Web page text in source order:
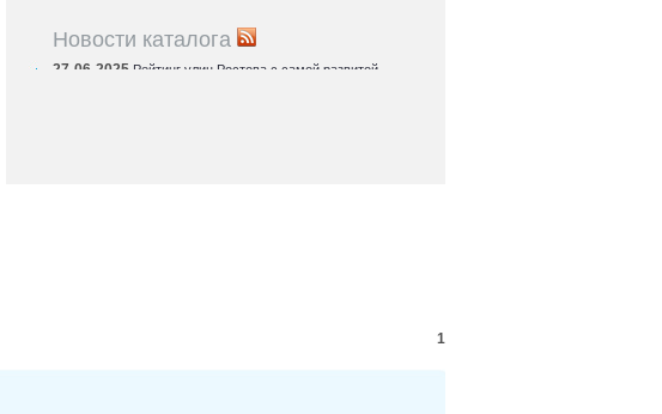
Новости каталога
27-06-2025 Рейтинг улиц Ростова с самой развитой
1